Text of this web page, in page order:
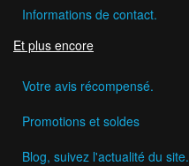
Informations de contact.
Et plus encore
Votre avis récompensé.
Promotions et soldes
Blog, suivez l'actualité du site.